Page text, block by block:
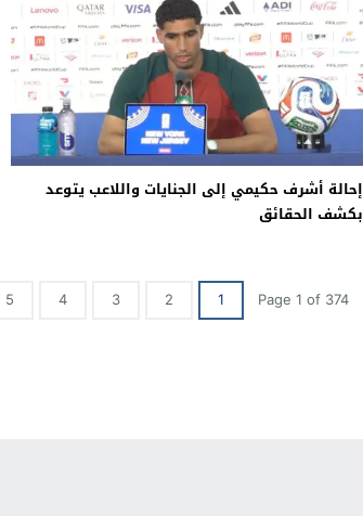
إحالة أشرف حكيمي إلى الجنايات واللاعب يتوعد
بكشف الحقائق
Page 1 of 374
1
2
3
4
5